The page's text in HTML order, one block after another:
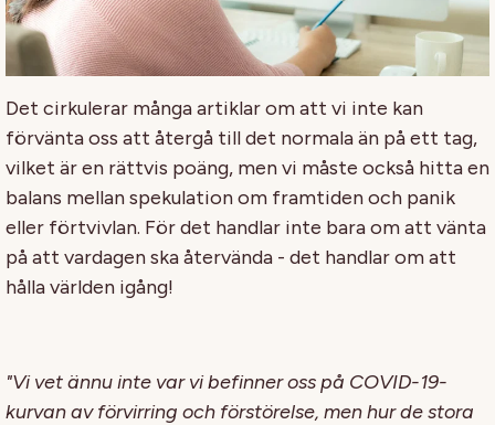
Det cirkulerar många artiklar om att vi inte kan
förvänta oss att återgå till det normala än på ett tag,
vilket är en rättvis poäng, men vi måste också hitta en
balans mellan spekulation om framtiden och panik
eller förtvivlan. För det handlar inte bara om att vänta
på att vardagen ska återvända - det handlar om att
hålla världen igång!
"Vi vet ännu inte var vi befinner oss på COVID-19-
kurvan av förvirring och förstörelse, men hur de stora